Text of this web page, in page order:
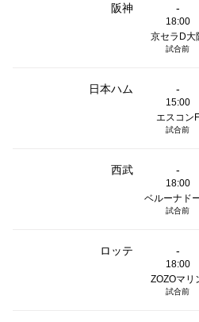
阪神 -
18:00
京セラD大
試合前
日本ハム -
15:00
エスコンF
試合前
西武 -
18:00
ベルーナド
試合前
ロッテ -
18:00
ZOZOマリ
試合前